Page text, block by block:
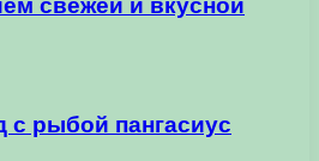
свежей и вкусной
рыбой пангасиус